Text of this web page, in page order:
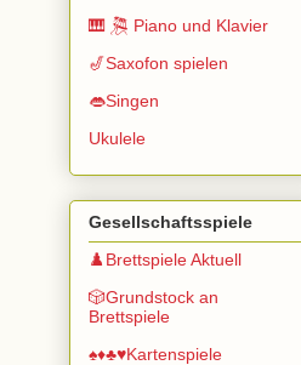
🎹 🎘 Piano und Klavier
🎷Saxofon spielen
👄Singen
Ukulele
Gesellschaftsspiele
♟️Brettspiele Aktuell
🎲Grundstock an
Brettspiele
♠️♦️♣️♥️Kartenspiele